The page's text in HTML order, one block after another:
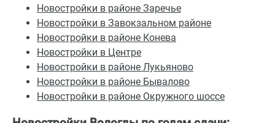
Новостройки в районе Заречье
Новостройки в Завокзальном районе
Новостройки в районе Конева
Новостройки в Центре
Новостройки в районе Лукьяново
Новостройки в районе Бывалово
Новостройки в районе Окружного шоссе